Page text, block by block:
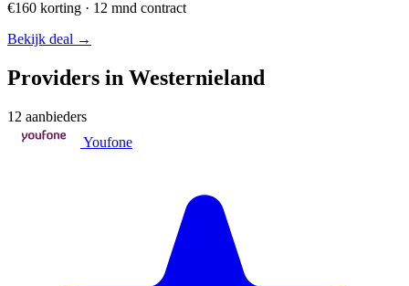
€160 korting · 12 mnd contract
Bekijk deal →
Providers in Westernieland
12 aanbieders
Youfone